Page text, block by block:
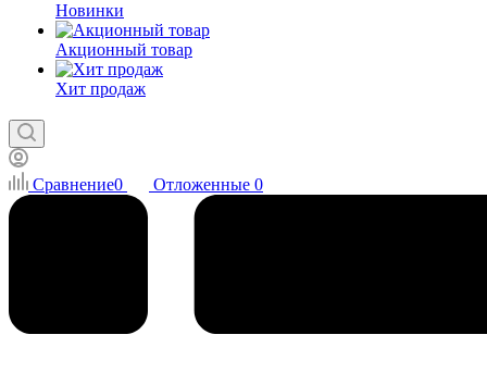
Новинки
Акционный товар
Хит продаж
Сравнение0 Отложенные 0